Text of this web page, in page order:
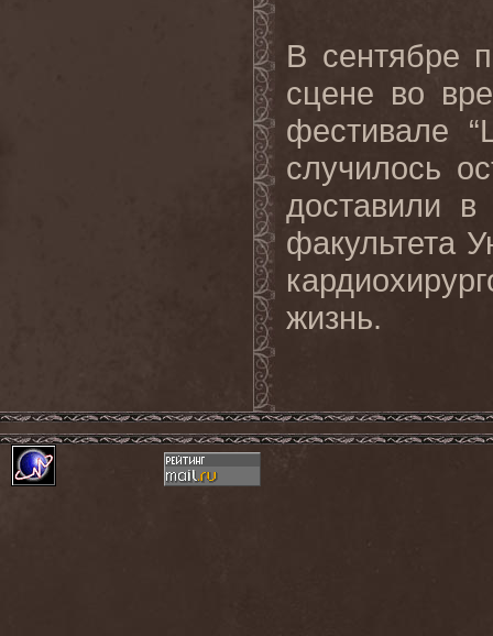
В сентябре
сцене во
фестивале “
случилось
доставили в
факультета
жизнь.